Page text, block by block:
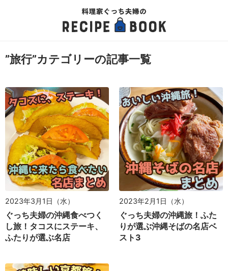
”旅行”カテゴリーの記事一覧
2023年3月1日（水）
ぐっち夫婦の沖縄食べつく
し旅！タコスにステーキ、
ふたりが選ぶ名店
2023年2月1日（水）
ぐっち夫婦の沖縄旅！ふた
りが選ぶ沖縄そばの名店ベ
スト3